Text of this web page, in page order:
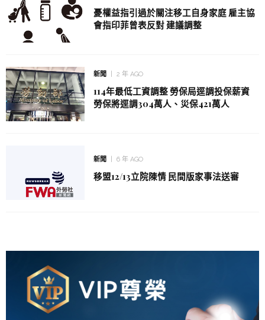
憂權益指引過於關注移工自身家庭 雇主協
會指印菲曾表反對 建議調整
新聞 2 年 AGO
114年最低工資調整 勞保局逕調投保薪資
勞保將逕調304萬人、災保421萬人
新聞 6 年 AGO
移盟12/13立院陳情 民間版家事法送審